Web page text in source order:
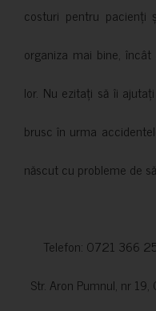
costuri pentru
organiza mai bine,
lor. Nu ezitați să îi
brusc în urma
născut cu probleme de
Telefon: 0721
Str. Aron Pumnul, nr 19,